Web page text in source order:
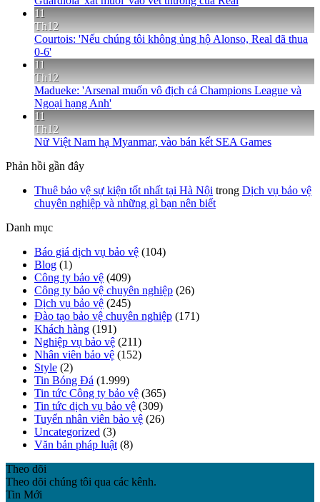
11
Th12
Courtois: 'Nếu chúng tôi không ủng hộ Alonso, Real đã thua
0-6'
11
Th12
Madueke: 'Arsenal muốn vô địch cả Champions League và
Ngoại hạng Anh'
11
Th12
Nữ Việt Nam hạ Myanmar, vào bán kết SEA Games
Phản hồi gần đây
Thuê bảo vệ sự kiện tốt nhất tại Hà Nội trong Dịch vụ bảo vệ
chuyên nghiệp và những gì bạn nên biết
Danh mục
Báo giá dịch vụ bảo vệ (104)
Blog (1)
Công ty bảo vệ (409)
Công ty bảo vệ chuyên nghiệp (26)
Dịch vụ bảo vệ (245)
Đào tạo bảo vệ chuyên nghiệp (171)
Khách hàng (191)
Nghiệp vụ bảo vệ (211)
Nhân viên bảo vệ (152)
Style (2)
Tin Bóng Đá (1.999)
Tin tức Công ty bảo vệ (365)
Tin tức dịch vụ bảo vệ (309)
Tuyển nhân viên bảo vệ (26)
Uncategorized (3)
Văn bản pháp luật (8)
Theo dõi
Theo dõi chúng tôi qua các kênh.
Tin Mới